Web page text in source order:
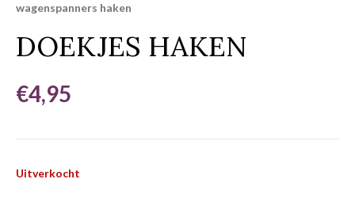
wagenspanners haken
DOEKJES HAKEN
€4,95
Uitverkocht